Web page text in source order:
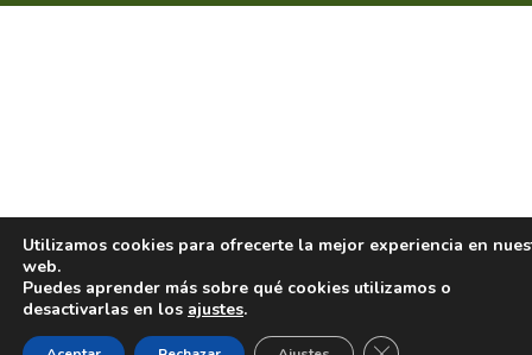
Utilizamos cookies para ofrecerte la mejor experiencia en
web.
Puedes aprender más sobre qué cookies utilizamos o
desactivarlas en los ajustes.
Cerrar el banner de